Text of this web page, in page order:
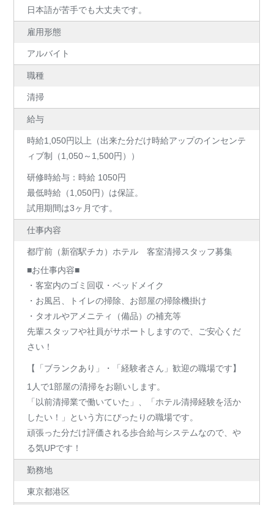
日本語が苦手でも大丈夫です。
雇用形態
アルバイト
職種
清掃
給与
時給1,050円以上（出来た分だけ時給アップのインセンテ
ィブ制（1,050～1,500円））
研修時給与：時給 1050円
最低時給（1,050円）は保証。
試用期間は3ヶ月です。
仕事内容
都庁前（新宿駅チカ）ホテル 客室清掃スタッフ募集
■お仕事内容■
・客室内のゴミ回収・ベッドメイク
・お風呂、トイレの掃除、お部屋の掃除機掛け
・タオルやアメニティ（備品）の補充等
先輩スタッフや社員がサポートしますので、ご安心くだ
さい！
【「ブランクあり」・「経験者さん」歓迎の職場です】
1人で1部屋の清掃をお願いします。
「以前清掃業で働いていた」、「ホテル清掃経験を活か
したい！」という方にぴったりの職場です。
頑張った分だけ評価される歩合給与システムなので、や
る気UPです！
勤務地
東京都港区